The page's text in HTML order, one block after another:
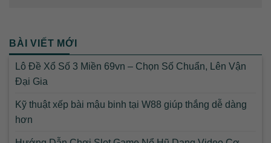
BÀI VIẾT MỚI
Lô Đề Xổ Số 3 Miền 69vn – Chọn Số Chuẩn, Lên Vận
Đại Gia
Kỹ thuật xếp bài mậu binh tại W88 giúp thắng dễ dàng
hơn